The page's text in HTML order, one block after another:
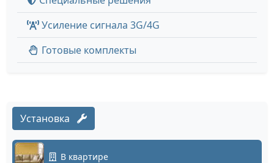
Усиление сигнала 3G/4G
Готовые комплекты
Установка
В квартире